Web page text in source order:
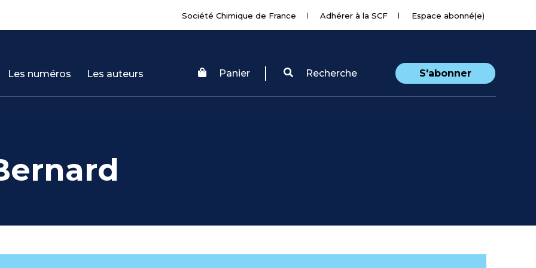
Société Chimique de France Adhérer à la SCF Espace abonné(e)
Les numéros Les auteurs Panier Recherche S'abonner